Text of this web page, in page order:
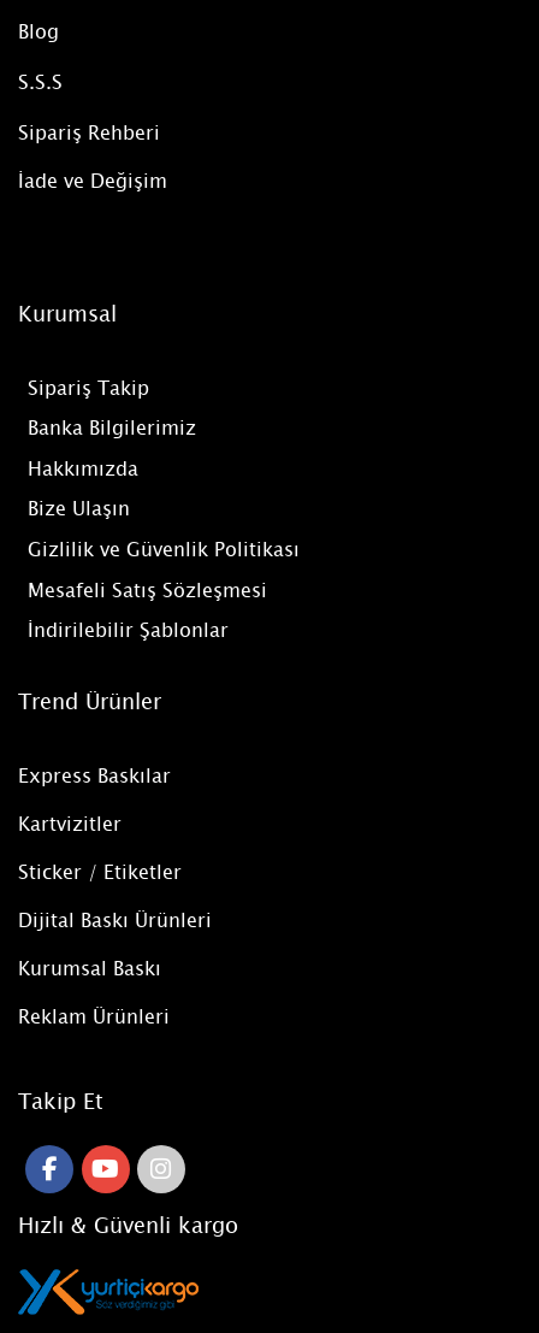
Blog
S.S.S
Sipariş Rehberi
İade ve Değişim
Kurumsal
Sipariş Takip
Banka Bilgilerimiz
Hakkımızda
Bize Ulaşın
Gizlilik ve Güvenlik Politikası
Mesafeli Satış Sözleşmesi
İndirilebilir Şablonlar
Trend Ürünler
Express Baskılar
Kartvizitler
Sticker / Etiketler
Dijital Baskı Ürünleri
Kurumsal Baskı
Reklam Ürünleri
Takip Et
Hızlı & Güvenli kargo